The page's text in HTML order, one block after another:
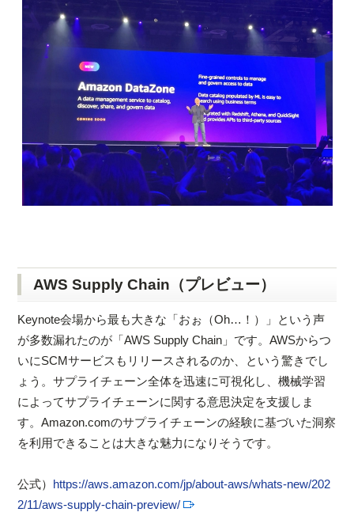
AWS Supply Chain（プレビュー）
Keynote会場から最も大きな「おぉ（Oh…！）」という声
が多数漏れたのが「AWS Supply Chain」です。AWSからつ
いにSCMサービスもリリースされるのか、という驚きでし
ょう。サプライチェーン全体を迅速に可視化し、機械学習
によってサプライチェーンに関する意思決定を支援しま
す。Amazon.comのサプライチェーンの経験に基づいた洞察
を利用できることは大きな魅力になりそうです。
公式） https://aws.amazon.com/jp/about-aws/whats-new/202
2/11/aws-supply-chain-preview/